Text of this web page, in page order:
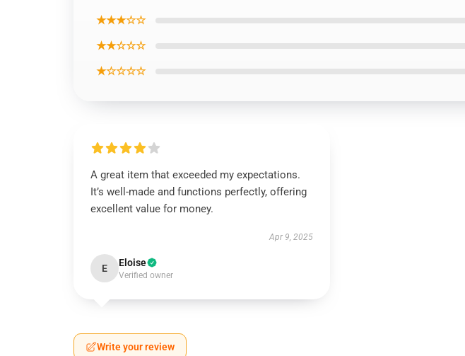
★★★☆☆
★★☆☆☆
★☆☆☆☆
A great item that exceeded my expectations.
It’s well-made and functions perfectly, offering
excellent value for money.
Apr 9, 2025
E Eloise
Verified owner
Write your review